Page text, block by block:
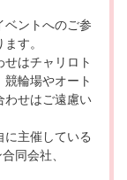
ントへのご参
す。
はチャリロト
輪場やオート
わせはご遠慮い
主催している
同会社、